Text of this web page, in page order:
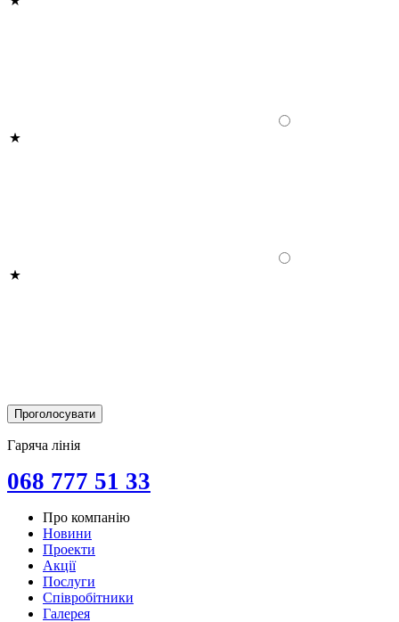
Гаряча лінія
068 777 51 33
Про компанію
Новини
Проекти
Акції
Послуги
Співробітники
Галерея